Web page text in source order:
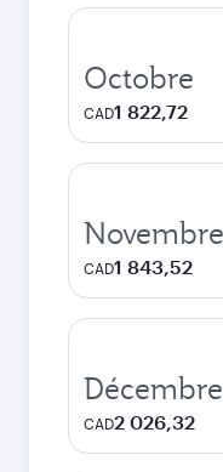
Octobre
CAD1 822,72
Novembre
CAD1 843,52
Décembre
CAD2 026,32